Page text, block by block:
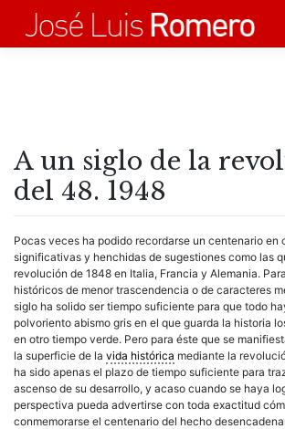
contenido
A un siglo de la
del 48. 1948
Pocas veces ha podido recordarse un centenario en
significativas y henchidas de sugestiones como las
revolución de 1848 en Italia, Francia y Alemania.
históricos de menor trascendencia o de caracteres
siglo ha solido ser tiempo suficiente para que todo
polvoriento abismo gris en el que guarda la historia
en otro tiempo verde. Pero para éste que se
la superficie de la vida histórica mediante la
ha sido apenas el plazo de tiempo suficiente para
ascenso de su desarrollo, y acaso cuando se haya
perspectiva pueda advertirse con toda exactitud
conmemorarse el centenario del hecho